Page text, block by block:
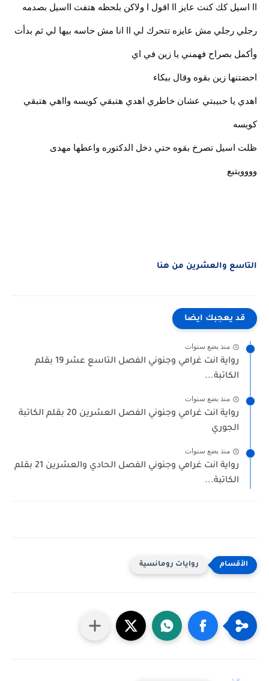
اا اسيل كك كنت عايز اا اقول ا ولاكن بلحظه هتفت ااسيل بصدمه
رجلي رجلي مش عايزه تتحرك لي اا انا مش حاسه بيها لي ثم بدأت
وأكمل بصراح فهمني يا زين في اي
احضتنها زين بقوه وقال ببكاء
اهدي يا حبيبتي عشان خاطري اهدي هتبقي كويسه وااهي هتبقي
كويسه
ظلت اسيل تصرخ بقوه حتي دخل الدكتوره واعطها مهدى
وووويتبع
التاسع والعشرين من هنا
قد يعجبك ايضا
منذ بضع سنوات
رواية انت غرامي وجنوني الفصل التاسع عشر 19 بقلم
الكاتبة...
منذ بضع سنوات
رواية انت غرامي وجنوني الفصل العشرين 20 بقلم الكاتبة
الجوري
منذ بضع سنوات
رواية انت غرامي وجنوني الفصل الحادي والعشرين 21 بقلم
الكاتبة...
روايات رومانسية